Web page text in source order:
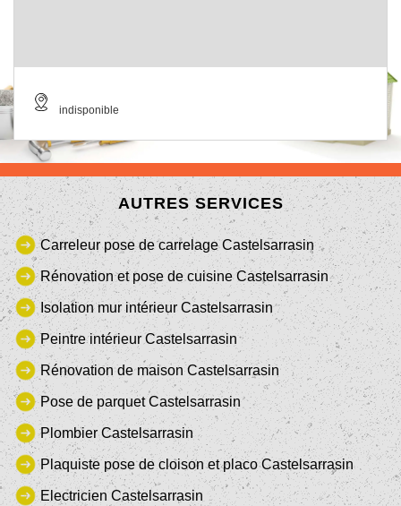
indisponible
AUTRES SERVICES
Carreleur pose de carrelage Castelsarrasin
Rénovation et pose de cuisine Castelsarrasin
Isolation mur intérieur Castelsarrasin
Peintre intérieur Castelsarrasin
Rénovation de maison Castelsarrasin
Pose de parquet Castelsarrasin
Plombier Castelsarrasin
Plaquiste pose de cloison et placo Castelsarrasin
Electricien Castelsarrasin